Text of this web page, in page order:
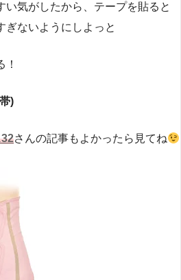
い気がしたから、テープを貼ると
ぎないようにしよっと
)
さんの記事もよかったら見てね